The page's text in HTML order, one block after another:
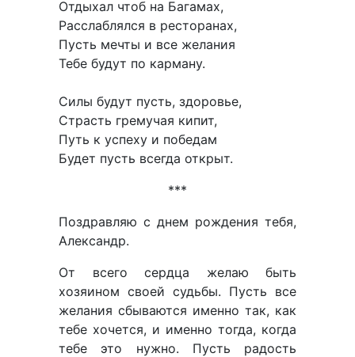
Отдыхал чтоб на Багамах,
Расслаблялся в ресторанах,
Пусть мечты и все желания
Тебе будут по карману.
Силы будут пусть, здоровье,
Страсть гремучая кипит,
Путь к успеху и победам
Будет пусть всегда открыт.
***
Поздравляю с днем рождения тебя,
Александр.
От всего сердца желаю быть
хозяином своей судьбы. Пусть все
желания сбываются именно так, как
тебе хочется, и именно тогда, когда
тебе это нужно. Пусть радость